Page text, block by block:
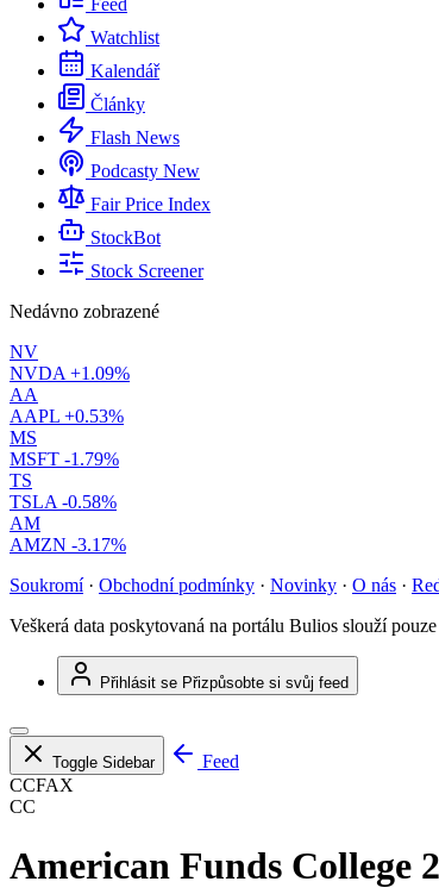
Feed
Watchlist
Kalendář
Články
Flash News
Podcasty New
Fair Price Index
StockBot
Stock Screener
Nedávno zobrazené
NV
NVDA +1.09%
AA
AAPL +0.53%
MS
MSFT -1.79%
TS
TSLA -0.58%
AM
AMZN -3.17%
Soukromí · Obchodní podmínky · Novinky · O nás ·
Veškerá data poskytovaná na portálu Bulios slouží
Přihlásit se Přizpůsobte si svůj feed
Toggle Sidebar
Feed
CCFAX
CC
American Funds College